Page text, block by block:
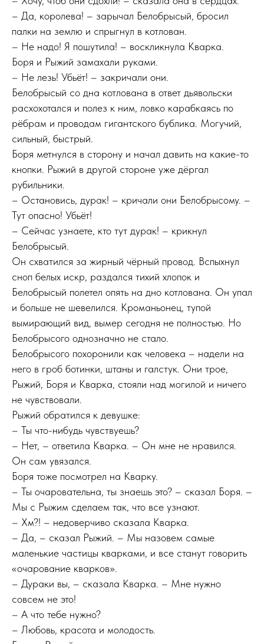
– Да, королева! – зарычал Белобрысый, бросил
палки на землю и спрыгнул в котлован.
– Не надо! Я пошутила! – воскликнула Кварка.
Боря и Рыжий замахали руками.
– Не лезь! Убьёт! – закричали они.
Белобрысый со дна котлована в ответ дьявольски
расхохотался и полез к ним, ловко карабкаясь по
рёбрам и проводам гигантского бублика. Могучий,
сильный, быстрый.
Боря метнулся в сторону и начал давить на какие-то
кнопки. Рыжий в другой стороне уже дёргал
рубильники.
– Остановись, дурак! – кричали они Белобрысому. –
Тут опасно! Убьёт!
– Сейчас узнаете, кто тут дурак! – крикнул
Белобрысый.
Он схватился за жирный чёрный провод. Вспыхнул
сноп белых искр, раздался тихий хлопок и
Белобрысый полетел опять на дно котлована. Он упал
и больше не шевелился. Кроманьонец, тупой
вымирающий вид, вымер сегодня не полностью. Но
Белобрысого однозначно не стало.
Белобрысого похоронили как человека – надели на
него в гроб ботинки, штаны и галстук. Они трое,
Рыжий, Боря и Кварка, стояли над могилой и ничего
не чувствовали.
Рыжий обратился к девушке:
– Ты что-нибудь чувствуешь?
– Нет, – ответила Кварка. – Он мне не нравился.
Он сам увязался.
Боря тоже посмотрел на Кварку.
– Ты очаровательна, ты знаешь это? – сказал Боря. –
Мы с Рыжим сделаем так, что все узнают.
– Хм?! – недоверчиво сказала Кварка.
– Да, – сказал Рыжий. – Мы назовем самые
маленькие частицы кварками, и все станут говорить
«очарование кварков».
– Дураки вы, – сказала Кварка. – Мне нужно
совсем не это!
– А что тебе нужно?
– Любовь, красота и молодость.